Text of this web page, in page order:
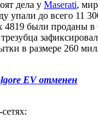
дела у Maserati,
упали до всего 11
4819 были проданы
в размере 260
EV отменен